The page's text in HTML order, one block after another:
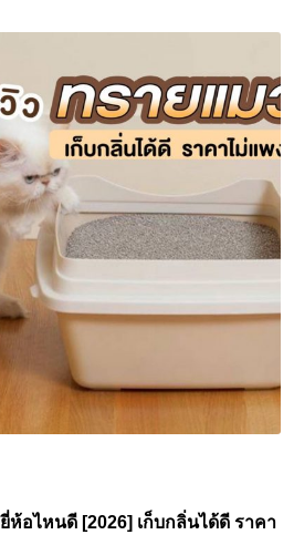
ห้อไหนดี [2026] เก็บกลิ่นได้ดี ราคา